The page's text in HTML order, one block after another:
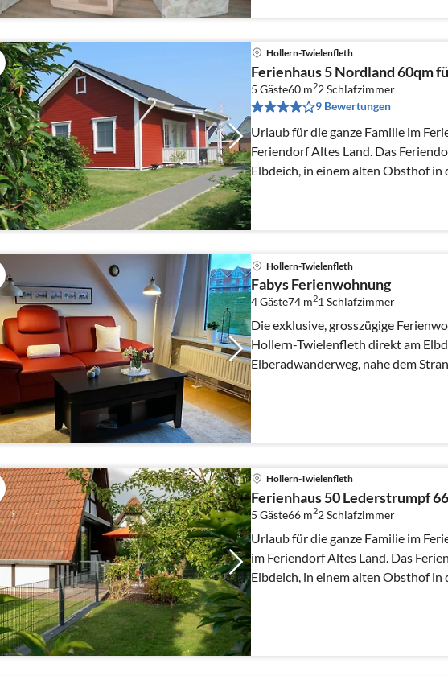
Hollern-Twielenfleth
Ferienhaus 5 Nordland 60qm
5 Gäste60 m22Schlafzimmer
9 Bewertungen
Urlaub für die ganze Familie im
Feriendorf Altes Land. Das
Elbdeich, in einem alten Obsthof in
Hollern-Twielenfleth.
Hollern-Twielenfleth
Fabys Ferienwohnung
4 Gäste74 m21 Schlafzimmer
Die exklusive, grosszügige
Hollern-Twielenfleth direkt am
Elberadwanderweg, nahe dem
Hollern-Twielenfleth
Ferienhaus 50 Lederstrumpf
5 Gäste66 m22Schlafzimmer
Urlaub für die ganze Familie im
im Feriendorf Altes Land. Das
Elbdeich, in einem alten Obsthof in